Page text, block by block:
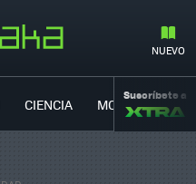
NUEVO
CIENCIA MOVILIDAD
Suscríbete a